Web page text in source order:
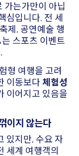
가는가만이 아닙
심입니다. 전 세
제, 공연예술 행
스포츠 이벤트
형 여행을 고려
이동보다체험성
이어지고 있음을
이지 않는다
있지만, 수요 자
세계 여행객의